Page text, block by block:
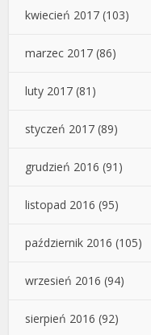
kwiecień 2017 (103)
marzec 2017 (86)
luty 2017 (81)
styczeń 2017 (89)
grudzień 2016 (91)
listopad 2016 (95)
październik 2016 (105)
wrzesień 2016 (94)
sierpień 2016 (92)